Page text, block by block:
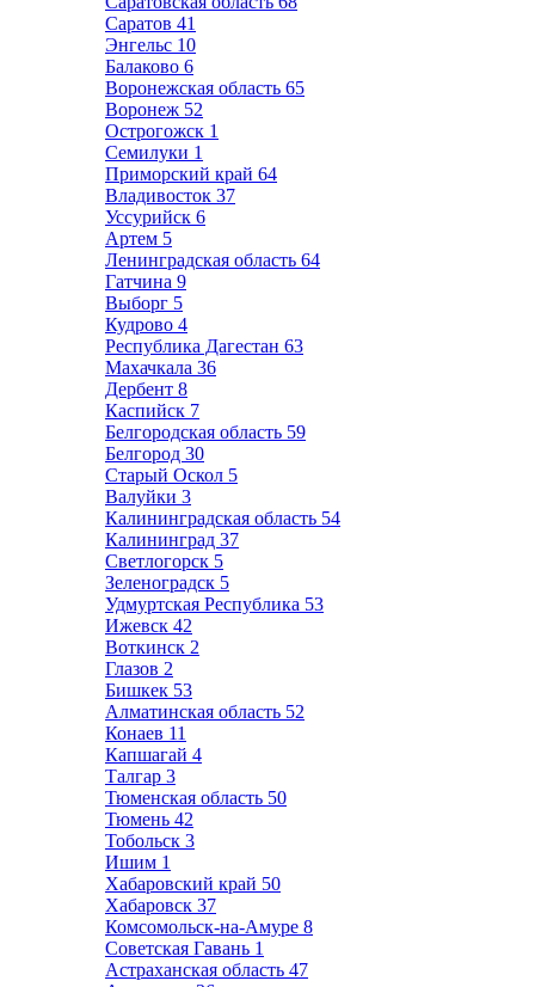
Саратов 41
Энгельс 10
Балаково 6
Воронежская область 65
Воронеж 52
Острогожск 1
Семилуки 1
Приморский край 64
Владивосток 37
Уссурийск 6
Артем 5
Ленинградская область 64
Гатчина 9
Выборг 5
Кудрово 4
Республика Дагестан 63
Махачкала 36
Дербент 8
Каспийск 7
Белгородская область 59
Белгород 30
Старый Оскол 5
Валуйки 3
Калининградская область 54
Калининград 37
Светлогорск 5
Зеленоградск 5
Удмуртская Республика 53
Ижевск 42
Воткинск 2
Глазов 2
Бишкек 53
Алматинская область 52
Конаев 11
Капшагай 4
Талгар 3
Тюменская область 50
Тюмень 42
Тобольск 3
Ишим 1
Хабаровский край 50
Хабаровск 37
Комсомольск-на-Амуре 8
Советская Гавань 1
Астраханская область 47